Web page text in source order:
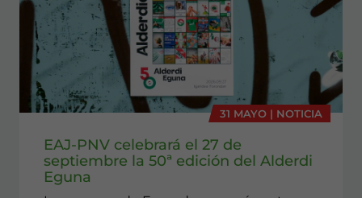
31 MAYO | NOTICIA
EAJ-PNV celebrará el 27 de
septiembre la 50ª edición del Alderdi
Eguna